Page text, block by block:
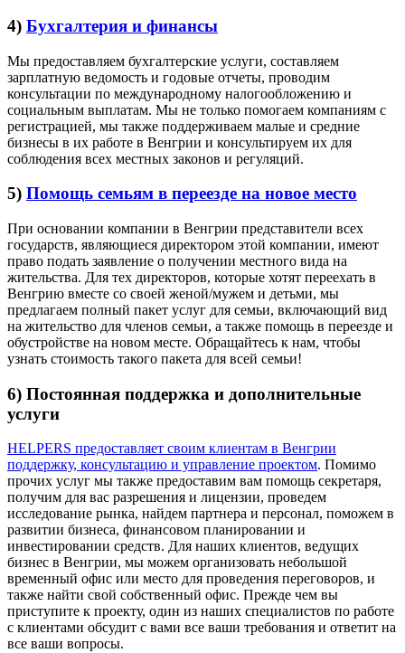
4) Бухгалтерия и финансы
Мы предоставляем бухгалтерские услуги, составляем
зарплатную ведомость и годовые отчеты, проводим
консультации по международному налогообложению и
социальным выплатам. Мы не только помогаем компаниям с
регистрацией, мы также поддерживаем малые и средние
бизнесы в их работе в Венгрии и консультируем их для
соблюдения всех местных законов и регуляций.
5) Помощь семьям в переезде на новое место
При основании компании в Венгрии представители всех
государств, являющиеся директором этой компании, имеют
право подать заявление о получении местного вида на
жительства. Для тех директоров, которые хотят переехать в
Венгрию вместе со своей женой/мужем и детьми, мы
предлагаем полный пакет услуг для семьи, включающий вид
на жительство для членов семьи, а также помощь в переезде и
обустройстве на новом месте. Обращайтесь к нам, чтобы
узнать стоимость такого пакета для всей семьи!
6) Постоянная поддержка и дополнительные
услуги
HELPERS предоставляет своим клиентам в Венгрии
поддержку, консультацию и управление проектом. Помимо
прочих услуг мы также предоставим вам помощь секретаря,
получим для вас разрешения и лицензии, проведем
исследование рынка, найдем партнера и персонал, поможем в
развитии бизнеса, финансовом планировании и
инвестировании средств. Для наших клиентов, ведущих
бизнес в Венгрии, мы можем организовать небольшой
временный офис или место для проведения переговоров, и
также найти свой собственный офис. Прежде чем вы
приступите к проекту, один из наших специалистов по работе
с клиентами обсудит с вами все ваши требования и ответит на
все ваши вопросы.